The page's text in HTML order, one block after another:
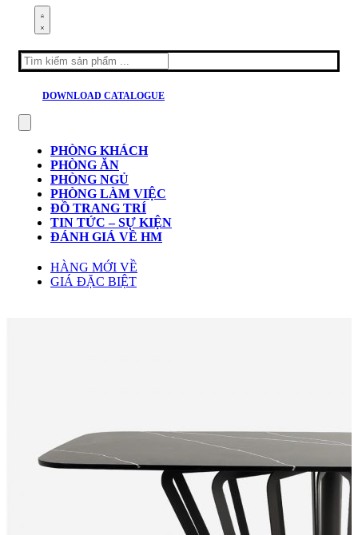
Search
for:
DOWNLOAD CATALOGUE
PHÒNG KHÁCH
PHÒNG ĂN
PHÒNG NGỦ
PHÒNG LÀM VIỆC
ĐỒ TRANG TRÍ
TIN TỨC – SỰ KIỆN
ĐÁNH GIÁ VỀ HM
HÀNG MỚI VỀ
GIÁ ĐẶC BIỆT